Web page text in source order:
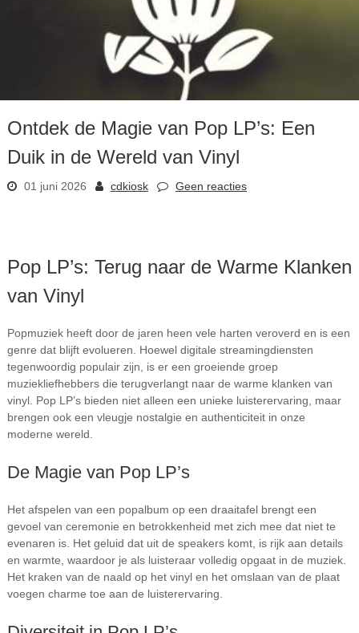
Ontdek de Magie van Pop LP’s: Een
Duik in de Wereld van Vinyl
01 juni 2026 cdkiosk Geen reacties
Pop LP’s: Terug naar de Warme Klanken
van Vinyl
Popmuziek heeft door de jaren heen vele harten veroverd en is een
genre dat blijft evolueren. Hoewel digitale streamingdiensten
tegenwoordig populair zijn, is er een groeiende groep
muziekliefhebbers die terugverlangt naar de warme klanken van
vinyl. Pop LP’s bieden niet alleen een unieke luisterervaring, maar
brengen ook een vleugje nostalgie en authenticiteit in onze
moderne wereld.
De Magie van Pop LP’s
Het afspelen van een popalbum op een draaitafel brengt een
gevoel van ceremonie en betrokkenheid met zich mee dat niet te
evenaren is. Het geluid dat uit de speakers komt, is rijk aan details
en warmte, waardoor je als luisteraar volledig opgaat in de muziek.
Het kraken van de naald op het vinyl en het omslaan van de plaat
voegen charme toe aan de luisterervaring.